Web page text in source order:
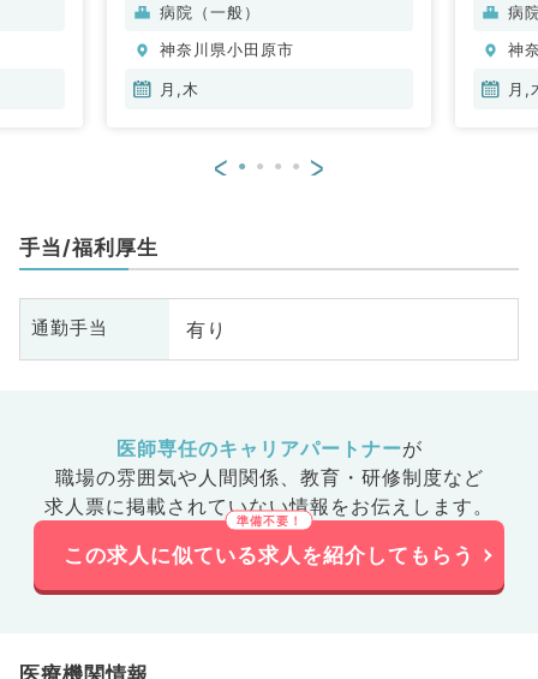
病院（一般）
神奈川県小田原市
月,木
病
神
月,
< >
手当/福利厚生
通勤手当 有り
医師専任のキャリアパートナーが
職場の雰囲気や人間関係、 教育・研修制度など
求人票に掲載されていない情報をお伝えします。
この求人に似ている求人を紹介してもらう
医療機関情報